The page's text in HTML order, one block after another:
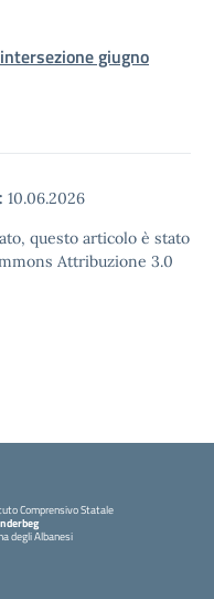
giugno
10.06.2026
questo articolo è stato
Attribuzione 3.0
Comprensivo Statale
degli Albanesi